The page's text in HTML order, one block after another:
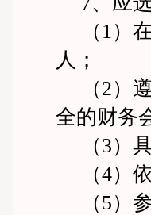
（ 1）
人；
（2）
全的财务
（3）
（4）
（5）